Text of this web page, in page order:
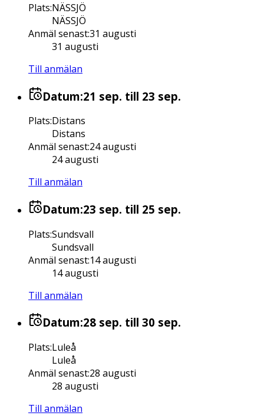
Plats:NÄSSJÖ
NÄSSJÖ
Anmäl senast:31 augusti
31 augusti
Till anmälan
Datum:21 sep. till 23 sep.
Plats:Distans
Distans
Anmäl senast:24 augusti
24 augusti
Till anmälan
Datum:23 sep. till 25 sep.
Plats:Sundsvall
Sundsvall
Anmäl senast:14 augusti
14 augusti
Till anmälan
Datum:28 sep. till 30 sep.
Plats:Luleå
Luleå
Anmäl senast:28 augusti
28 augusti
Till anmälan